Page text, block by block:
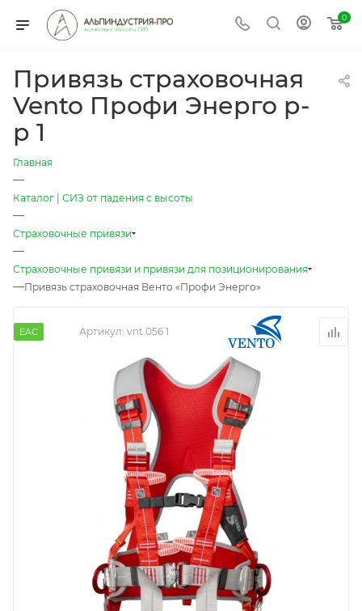
0
Привязь страховочная
Vento Профи Энерго р-
р 1
Главная
—
Каталог | СИЗ от падения с высоты
—
Страховочные привязи
—
Страховочные привязи и привязи для позиционирования
—Привязь страховочная Венто «Профи Энерго»
EAC Артикул: vnt 056 1